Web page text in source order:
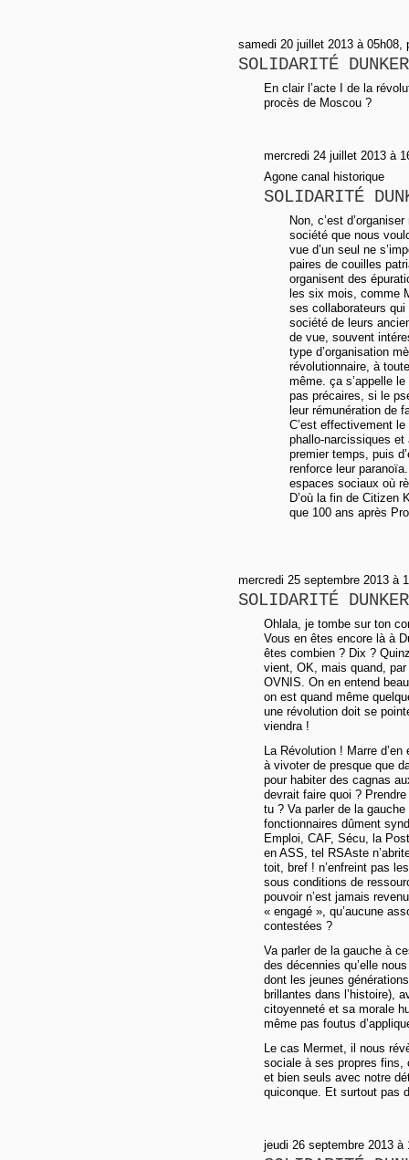
samedi 20 juillet 2013 à 05h08,
SOLIDARITÉ
En clair l’acte I de la
procès de Moscou ?
mercredi 24 juillet 2013 à
Agone canal historique
SOLIDARITÉ
Non, c’est
société que nous
vue d’un seul ne
paires de couilles
organisent des
les six mois, comme
ses collaborateurs
société de leurs
de vue, souvent
type d’organisation
révolutionnaire, à
même. ça s’appelle
pas précaires, si le
leur rémunération de
C’est effectivement
phallo-narcissiques et
premier temps, puis
renforce leur
espaces sociaux où
D’où la fin de Citizen
que 100 ans après
mercredi 25 septembre 2013 à
SOLIDARITÉ
Ohlala, je tombe sur ton
Vous en êtes encore là à
êtes combien ? Dix ?
vient, OK, mais quand, par
OVNIS. On en entend
on est quand même
une révolution doit se
viendra !
La Révolution ! Marre
à vivoter de presque que
pour habiter des cagnas
devrait faire quoi ?
tu ? Va parler de la
fonctionnaires dûment
Emploi, CAF, Sécu, la
en ASS, tel RSAste
toit, bref ! n’enfreint pas
sous conditions de
pouvoir n’est jamais
« engagé », qu’aucune
contestées ?
Va parler de la gauche à
des décennies qu’elle
dont les jeunes
brillantes dans l’histoire),
citoyenneté et sa morale
même pas foutus
Le cas Mermet, il nous
sociale à ses propres fins,
et bien seuls avec notre
quiconque. Et surtout pas
jeudi 26 septembre 2013 à